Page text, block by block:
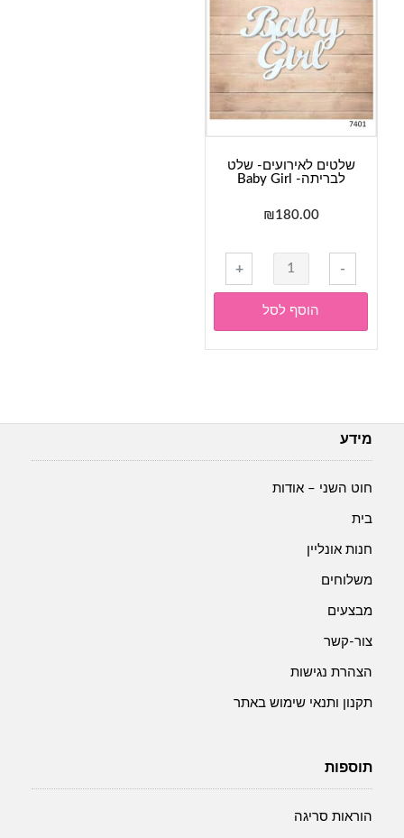
Boy
שלטים לאירועים- שלט
לבריתה- Baby Girl
₪180.00
-
כמות
של
שלטים
לאירועים-
שלט
+
הוסף לסל
מידע
חוט השני – אודות
בית
חנות אונליין
משלוחים
מבצעים
צור-קשר
הצהרת נגישות
תקנון ותנאי שימוש באתר
תוספות
הוראות סריגה